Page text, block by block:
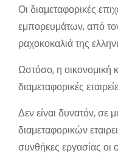
Οι διαμεταφορικές
εμπορευμάτων, από
ραχοκοκαλιά της
Ωστόσο, η οικονομική
διαμεταφορικές
Δεν είναι δυνατόν, σε
διαμεταφορικών
συνθήκες εργασίας οι